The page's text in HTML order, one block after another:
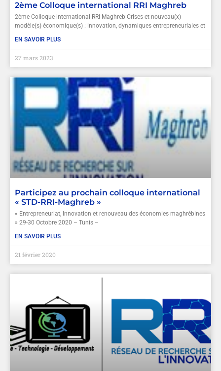
2ème Colloque international RRI Maghreb
2ème Colloque international RRI Maghreb Crises et nouveau(x)
modèle(s) économique(s) : innovation, dynamiques entrepreneuriales et
EN SAVOIR PLUS
27 mars 2023
Participez au prochain colloque international
« STD-RRI-Maghreb »
« Entrepreneuriat, Innovation et renouveau des économies maghrébines
» 29-30 Octobre 2020 – Tunis –
EN SAVOIR PLUS
21 février 2020